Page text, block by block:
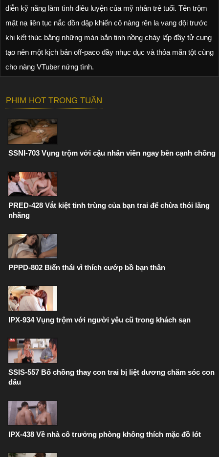
diễn kỹ năng làm tình điêu luyện của mỹ nhân trẻ tuổi. Tên trộm
mặt nạ liên tục nắc dồn dập khiến cô nàng rên la vang dội trước
khi kết thúc bằng những màn bắn tinh nồng cháy lấp đầy tử cung
tạo nên một kịch bản off-paco đầy nhục dục và thỏa mãn tột cùng
cho nàng VTuber nứng tình.
PHIM HOT TRONG TUẦN
SSNI-703 Vụng trộm với cậu nhân viên ngay bên cạnh chồng
PRED-428 Vắt kiệt tinh trùng của bạn trai để chừa thói lăng
nhăng
PPPD-802 Biến thái vì thích cướp bồ bạn thân
IPX-934 Vụng trộm với người yêu cũ trong khách sạn
SSIS-557 Bố chồng thay con trai bị liệt dương chăm sóc con
dâu
IPX-438 Về nhà cô trưởng phòng không thích mặc đồ lót